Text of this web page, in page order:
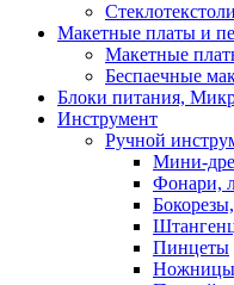
Макетные платы и
Макетные
Беспаечные
Блоки питания,
Инструмент
Ручной
Мини-
Фонари,
Пинцеты
Ножницы,